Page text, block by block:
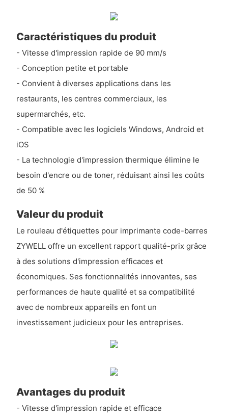
Caractéristiques du produit
- Vitesse d'impression rapide de 90 mm/s
- Conception petite et portable
- Convient à diverses applications dans les
restaurants, les centres commerciaux, les
supermarchés, etc.
- Compatible avec les logiciels Windows, Android et
iOS
- La technologie d'impression thermique élimine le
besoin d'encre ou de toner, réduisant ainsi les coûts
de 50 %
Valeur du produit
Le rouleau d'étiquettes pour imprimante code-barres
ZYWELL offre un excellent rapport qualité-prix grâce
à des solutions d'impression efficaces et
économiques. Ses fonctionnalités innovantes, ses
performances de haute qualité et sa compatibilité
avec de nombreux appareils en font un
investissement judicieux pour les entreprises.
Avantages du produit
- Vitesse d'impression rapide et efficace